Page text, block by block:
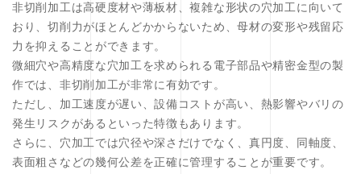
非切削加工は高硬度材や薄板材、複雑な形状の穴加工に向いて
おり、切削力がほとんどかからないため、母材の変形や残留応
力を抑えることができます。
微細穴や高精度な穴加工を求められる電子部品や精密金型の製
作では、非切削加工が非常に有効です。
ただし、加工速度が遅い、設備コストが高い、熱影響やバリの
発生リスクがあるといった特徴もあります。
さらに、穴加工では穴径や深さだけでなく、真円度、同軸度、
表面粗さなどの幾何公差を正確に管理することが重要です。